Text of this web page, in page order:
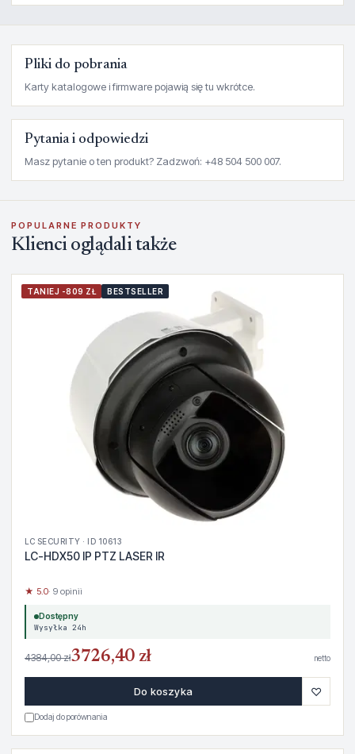
Pliki do pobrania
Karty katalogowe i firmware pojawią się tu wkrótce.
Pytania i odpowiedzi
Masz pytanie o ten produkt? Zadzwoń: +48 504 500 007.
POPULARNE PRODUKTY
Klienci oglądali także
TANIEJ -809 ZŁ BESTSELLER
LC SECURITY · ID 10613
LC-HDX50 IP PTZ LASER IR
★ 5.0· 9 opinii
Dostępny
Wysyłka 24h
4384,00 zł3726,40 zł netto
Do koszyka ♡
Dodaj do porównania